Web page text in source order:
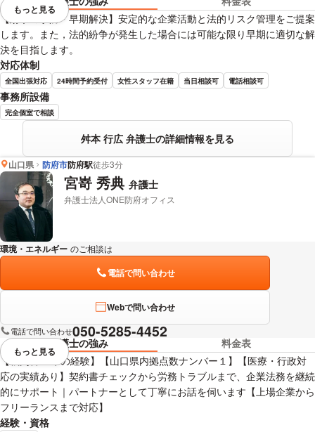
【紛争の予防・早期解決】安定的な企業活動と法的リスク管理をご提案
します。また，法的紛争が発生した場合には可能な限り早期に適切な解
決を目指します。
対応体制
全国出張対応 24時間予約受付 女性スタッフ在籍 当日相談可 電話相談可
事務所設備
完全個室で相談
舛本 行広 弁護士の詳細情報を見る
視覚的に省略されている要素を
もっと見る
山口県 防府市防府駅徒歩3分
宮嵜 秀典 弁護士
弁護士法人ONE防府オフィス
環境・エネルギー のご相談は
電話で問い合わせ
Webで問い合わせ
電話で問い合わせ050-5285-4452
弁護士の強み
料金表
【裁判官15年の経験】【山口県内拠点数ナンバー１】【医療・行政対
応の実績あり】契約書チェックから労務トラブルまで、企業法務を継続
的にサポート｜パートナーとして丁寧にお話を伺います【上場企業から
フリーランスまで対応】
経験・資格
視覚的に省略されている要素を
もっと見る